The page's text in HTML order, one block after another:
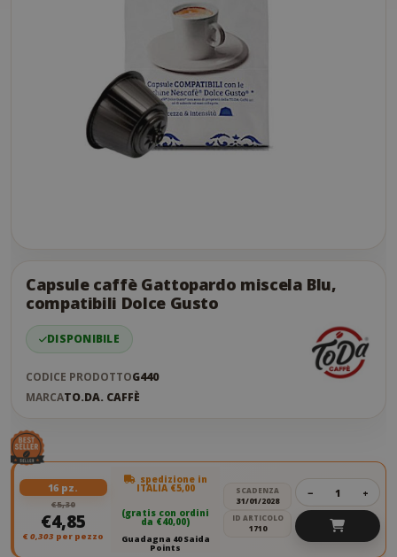
the
end
the
images
gallery
Capsule caffè Gattopardo miscela Blu,
compatibili Dolce Gusto
DISPONIBILE
CODICE PRODOTTOG440
MARCATO.DA. CAFFÈ
16 pz.
€5,30
€4,85
€ 0,303 per pezzo
spedizione in
ITALIA €5,00
(gratis con ordini
da €40,00)
Guadagna 40 Saida
Points
SCADENZA
31/01/2028
ID ARTICOLO
1710
− +